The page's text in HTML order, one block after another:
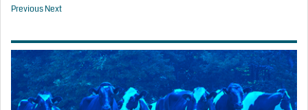
PreviousNext